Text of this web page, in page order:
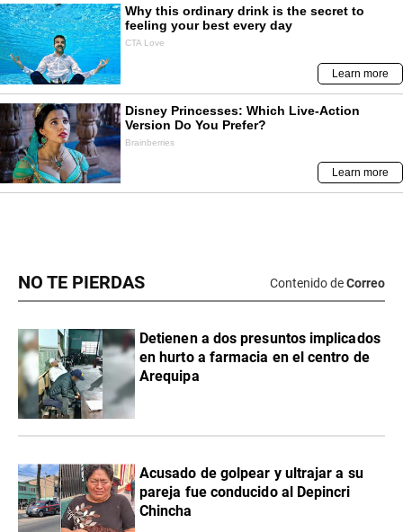
NO TE PIERDAS Contenido deCorreo
Detienen a dos presuntos implicados
en hurto a farmacia en el centro de
Arequipa
Acusado de golpear y ultrajar a su
pareja fue conducido al Depincri
Chincha